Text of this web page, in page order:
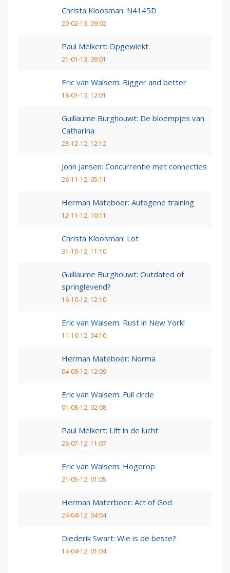
Christa Kloosman: N4145D
20-02-13, 09:02
Paul Melkert: Opgewiekt
21-01-13, 09:01
Eric van Walsem: Bigger and better
18-01-13, 12:01
Guillaume Burghouwt: De bloempjes van
Catharina
23-12-12, 12:12
John Jansen: Concurrentie met connecties
26-11-12, 05:11
Herman Mateboer: Autogene training
12-11-12, 10:11
Christa Kloosman: Lot
31-10-12, 11:10
Guillaume Burghouwt: Outdated of
springlevend?
16-10-12, 12:10
Eric van Walsem: Rust in New York!
11-10-12, 04:10
Herman Mateboer: Norma
04-09-12, 12:09
Eric van Walsem: Full circle
01-08-12, 02:08
Paul Melkert: Lift in de lucht
26-07-12, 11:07
Eric van Walsem: Hogerop
21-05-12, 01:05
Herman Materboer: Act of God
24-04-12, 04:04
Diederik Swart: Wie is de beste?
14-04-12, 01:04